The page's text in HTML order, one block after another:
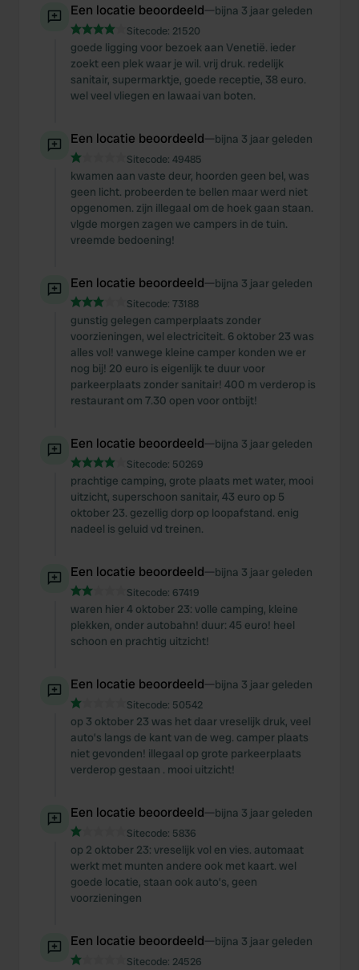
Een locatie beoordeeld—bijna 3 jaar geleden
Sitecode: 21520
goede ligging voor bezoek aan Venetië. ieder
zoekt een plek waar je wil. vrij druk. redelijk
sanitair, supermarktje, goede receptie, 38 euro.
wel veel vliegen en lawaai van boten.
Een locatie beoordeeld—bijna 3 jaar geleden
Sitecode: 49485
kwamen aan vaste deur, hoorden geen bel, was
geen licht. probeerden te bellen maar werd niet
opgenomen. zijn illegaal om de hoek gaan staan.
vlgde morgen zagen we campers in de tuin.
vreemde bedoening!
Een locatie beoordeeld—bijna 3 jaar geleden
Sitecode: 73188
gunstig gelegen camperplaats zonder
voorzieningen, wel electriciteit. 6 oktober 23 was
alles vol! vanwege kleine camper konden we er
nog bij! 20 euro is eigenlijk te duur voor
parkeerplaats zonder sanitair! 400 m verderop is
restaurant om 7.30 open voor ontbijt!
Een locatie beoordeeld—bijna 3 jaar geleden
Sitecode: 50269
prachtige camping, grote plaats met water, mooi
uitzicht, superschoon sanitair, 43 euro op 5
oktober 23. gezellig dorp op loopafstand. enig
nadeel is geluid vd treinen.
Een locatie beoordeeld—bijna 3 jaar geleden
Sitecode: 67419
waren hier 4 oktober 23: volle camping, kleine
plekken, onder autobahn! duur: 45 euro! heel
schoon en prachtig uitzicht!
Een locatie beoordeeld—bijna 3 jaar geleden
Sitecode: 50542
op 3 oktober 23 was het daar vreselijk druk, veel
auto’s langs de kant van de weg. camper plaats
niet gevonden! illegaal op grote parkeerplaats
verderop gestaan . mooi uitzicht!
Een locatie beoordeeld—bijna 3 jaar geleden
Sitecode: 5836
op 2 oktober 23: vreselijk vol en vies. automaat
werkt met munten andere ook met kaart. wel
goede locatie, staan ook auto’s, geen
voorzieningen
Een locatie beoordeeld—bijna 3 jaar geleden
Sitecode: 24526